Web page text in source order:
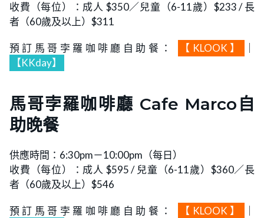
收費（每位）：成人 $350／兒童（6-11歲）$233 / 長
者（60歲及以上）$311
預訂馬哥孛羅咖啡廳自助餐： 【KLOOK】
【KKday】
馬哥孛羅咖啡廳 Cafe Marco自
助晚餐
供應時間：6:30pm－10:00pm（每日）
收費（每位）：成人 $595 / 兒童（6-11歲）$360／長
者（60歲及以上）$546
預訂馬哥孛羅咖啡廳自助餐： 【KLOOK】